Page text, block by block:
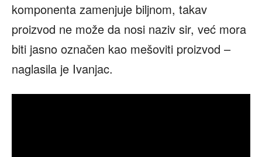
komponenta zamenjuje biljnom, takav
proizvod ne može da nosi naziv sir, već mora
biti jasno označen kao mešoviti proizvod –
naglasila je Ivanjac.